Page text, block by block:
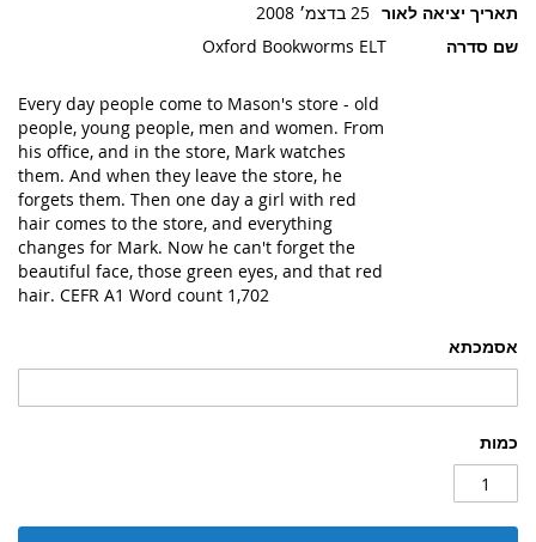
אסמכתא
כמות
תאריך יציאה לאור 25 בדצמ׳ 2008
שם סדרה
Oxford Bookworms ELT
Every day people come to Mason's store - old
people, young people, men and women. From
his office, and in the store, Mark watches
them. And when they leave the store, he
forgets them. Then one day a girl with red
hair comes to the store, and everything
changes for Mark. Now he can't forget the
beautiful face, those green eyes, and that red
hair. CEFR A1 Word count 1,702